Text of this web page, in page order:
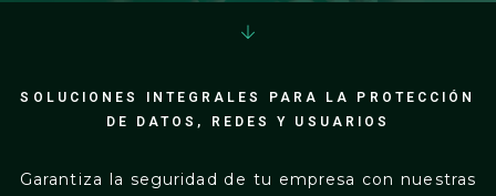
SOLUCIONES INTEGRALES PARA LA PROTECCIÓN
DE DATOS, REDES Y USUARIOS
Garantiza la seguridad de tu empresa con nuestras